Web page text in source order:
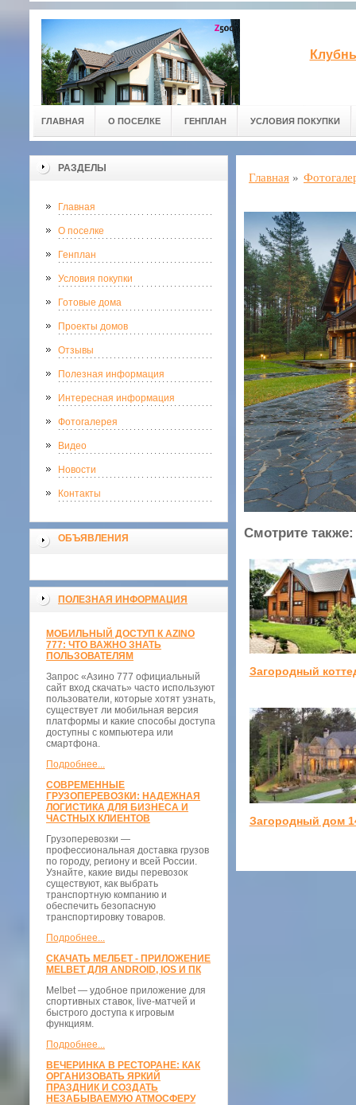
ГЛАВНАЯ О ПОСЕЛКЕ ГЕНПЛАН УСЛОВИЯ ПОКУПКИ
РАЗДЕЛЫ
Главная
О поселке
Генплан
Условия покупки
Готовые дома
Проекты домов
Отзывы
Полезная информация
Интересная информация
Фотогалерея
Видео
Новости
Контакты
ОБЪЯВЛЕНИЯ
ПОЛЕЗНАЯ ИНФОРМАЦИЯ
МОБИЛЬНЫЙ ДОСТУП К AZINO
777: ЧТО ВАЖНО ЗНАТЬ
ПОЛЬЗОВАТЕЛЯМ
Запрос «Азино 777 официальный
сайт вход скачать» часто используют
пользователи, которые хотят узнать,
существует ли мобильная версия
платформы и какие способы доступа
доступны с компьютера или
смартфона.
Подробнее...
СОВРЕМЕННЫЕ
ГРУЗОПЕРЕВОЗКИ: НАДЕЖНАЯ
ЛОГИСТИКА ДЛЯ БИЗНЕСА И
ЧАСТНЫХ КЛИЕНТОВ
Грузоперевозки —
профессиональная доставка грузов
по городу, региону и всей России.
Узнайте, какие виды перевозок
существуют, как выбрать
транспортную компанию и
обеспечить безопасную
транспортировку товаров.
Подробнее...
СКАЧАТЬ МЕЛБЕТ - ПРИЛОЖЕНИЕ
MELBET ДЛЯ ANDROID, IOS И ПК
Melbet — удобное приложение для
спортивных ставок, live-матчей и
быстрого доступа к игровым
функциям.
Подробнее...
ВЕЧЕРИНКА В РЕСТОРАНЕ: КАК
ОРГАНИЗОВАТЬ ЯРКИЙ
ПРАЗДНИК И СОЗДАТЬ
НЕЗАБЫВАЕМУЮ АТМОСФЕРУ
Главная »
Смотрите также:
Загородный
Загородный дом